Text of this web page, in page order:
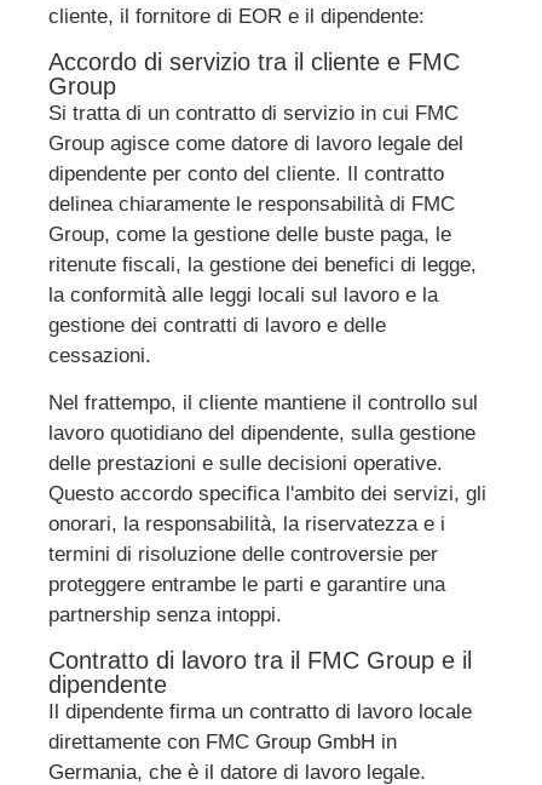
cliente, il fornitore di EOR e il dipendente:
Accordo di servizio tra il cliente e FMC
Group
Si tratta di un contratto di servizio in cui FMC
Group agisce come datore di lavoro legale del
dipendente per conto del cliente. Il contratto
delinea chiaramente le responsabilità di FMC
Group, come la gestione delle buste paga, le
ritenute fiscali, la gestione dei benefici di legge,
la conformità alle leggi locali sul lavoro e la
gestione dei contratti di lavoro e delle
cessazioni.
Nel frattempo, il cliente mantiene il controllo sul
lavoro quotidiano del dipendente, sulla gestione
delle prestazioni e sulle decisioni operative.
Questo accordo specifica l'ambito dei servizi, gli
onorari, la responsabilità, la riservatezza e i
termini di risoluzione delle controversie per
proteggere entrambe le parti e garantire una
partnership senza intoppi.
Contratto di lavoro tra il FMC Group e il
dipendente
Il dipendente firma un contratto di lavoro locale
direttamente con FMC Group GmbH in
Germania, che è il datore di lavoro legale.